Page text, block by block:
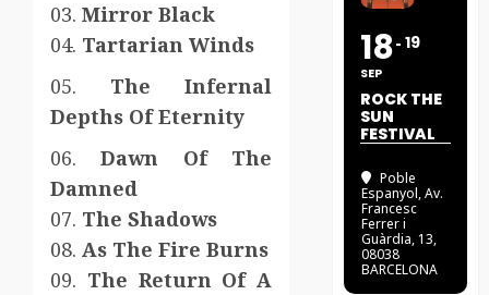
03. Mirror Black
04. Tartarian Winds
05. The Infernal
Depths Of Eternity
06.Dawn Of The
Damned
07. The Shadows
08. As The Fire Burns
09. The Return Of A
18
SEP
19
ROCK THE
SUN
FESTIVAL
Poble
Espanyol, Av.
Francesc
Ferrer i
Guàrdia, 13,
08038
BARCELONA